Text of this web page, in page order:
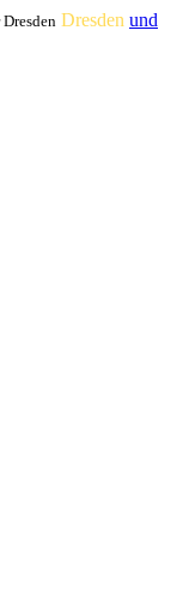
Dresden und